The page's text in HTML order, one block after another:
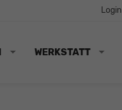
Login
WERKSTATT